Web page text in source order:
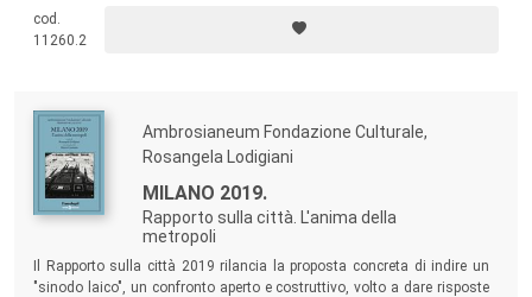
e abbiamo messo in dialogo quanto stavamo scrivendo con quanto
stava accadendo. Abbiamo approfondito alcuni aspetti delle condizioni
protagonismi
cod.
11260.2
Ambrosianeum Fondazione Culturale,
Rosangela Lodigiani
MILANO 2019.
Rapporto sulla città. L'anima della
metropoli
Il Rapporto sulla città 2019 rilancia la proposta concreta di indire un
"sinodo laico", un confronto aperto e costruttivo, volto a dare risposte